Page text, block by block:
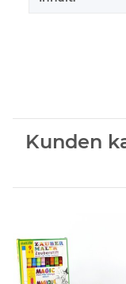
Kunden